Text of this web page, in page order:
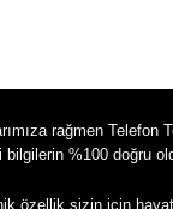
rağmen Telefon
bilgilerin %100 doğru
özellik sizin için